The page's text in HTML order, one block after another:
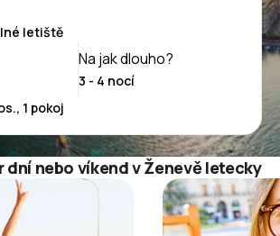
Na jak dlouho?
dní nebo víkend v Ženevě letecky